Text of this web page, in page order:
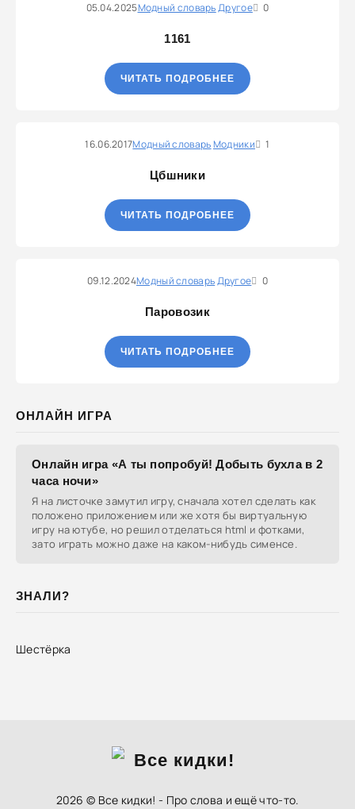
05.04.2025Модный словарьДругое 0
1161
ЧИТАТЬ ПОДРОБНЕЕ
16.06.2017Модный словарьМодники 1
Цбшники
ЧИТАТЬ ПОДРОБНЕЕ
09.12.2024Модный словарьДругое 0
Паровозик
ЧИТАТЬ ПОДРОБНЕЕ
ОНЛАЙН ИГРА
Онлайн игра «А ты попробуй! Добыть бухла в 2
часа ночи»
Я на листочке замутил игру, сначала хотел сделать как
положено приложением или же хотя бы виртуальную
игру на ютубе, но решил отделаться html и фотками,
зато играть можно даже на каком-нибудь сименсе.
ЗНАЛИ?
Шестёрка
2026 © Все кидки! - Про слова и ещё что-то.